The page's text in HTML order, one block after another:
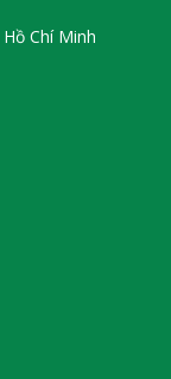
Chí Minh